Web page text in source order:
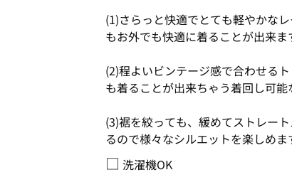
(1)さらっと快適でとても軽やかな
もお外でも快適に着ることが出来ま
(2)程よいビンテージ感で合わせる
も着ることが出来ちゃう着回し可能
(3)裾を絞っても、緩めてストレー
るので様々なシルエットを楽しめま
□ 洗濯機OK